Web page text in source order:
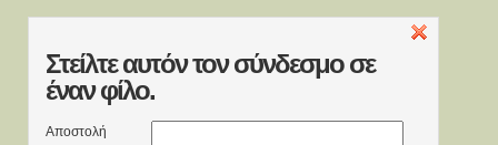
Στείλτεαυτόν τον σύνδεσμο σε
έναν φίλο.
Αποστολή